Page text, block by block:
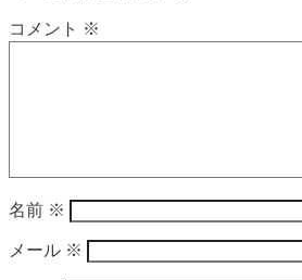
コメント ※
名前 ※
メール ※